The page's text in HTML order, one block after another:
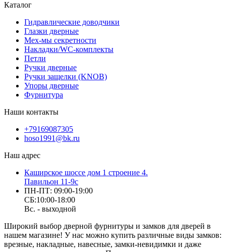
Каталог
Гидравлические доводчики
Глазки дверные
Мех-мы секретности
Накладки/WC-комплекты
Петли
Ручки дверные
Ручки защелки (KNOB)
Упоры дверные
Фурнитура
Наши контакты
+79169087305
hoso1991@bk.ru
Наш адрес
Каширское шоссе дом 1 строение 4.
Павильон 11-9с
ПН-ПТ: 09:00-19:00
СБ:10:00-18:00
Вс. - выходной
Широкий выбор дверной фурнитуры и замков для дверей в
нашем магазине! У нас можно купить различные виды замков:
врезные, накладные, навесные, замки-невидимки и даже